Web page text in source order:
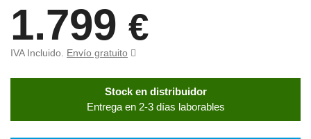
1.799 €
IVA Incluido. Envío gratuito
Stock en distribuidor
Entrega en 2-3 días laborables